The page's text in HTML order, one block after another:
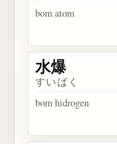
bom atom
水爆
すいばく
bom hidrogen